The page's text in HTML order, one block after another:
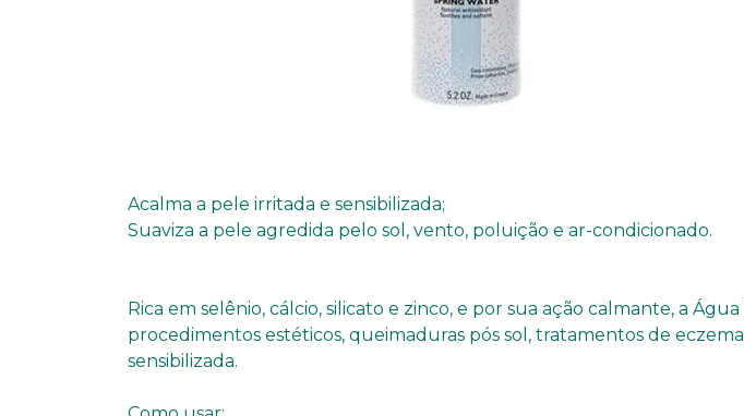
Acalma a pele irritada e sensibilizada;
Suaviza a pele agredida pelo sol, vento, poluição e ar-condicionado.
Rica em selênio, cálcio, silicato e zinco, e por sua ação calmante, a
procedimentos estéticos, queimaduras pós sol, tratamentos de
sensibilizada.